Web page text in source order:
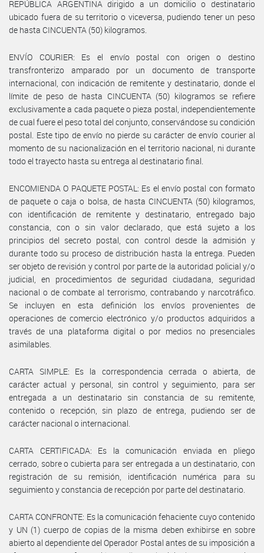
REPÚBLICA ARGENTINA dirigido a un domicilio o destinatario
ubicado fuera de su territorio o viceversa, pudiendo tener un peso
de hasta CINCUENTA (50) kilogramos.
ENVÍO COURIER: Es el envío postal con origen o destino
transfronterizo amparado por un documento de transporte
internacional, con indicación de remitente y destinatario, donde el
límite de peso de hasta CINCUENTA (50) kilogramos se refiere
exclusivamente a cada paquete o pieza postal, independientemente
de cual fuere el peso total del conjunto, conservándose su condición
postal. Este tipo de envío no pierde su carácter de envío courier al
momento de su nacionalización en el territorio nacional, ni durante
todo el trayecto hasta su entrega al destinatario final.
ENCOMIENDA O PAQUETE POSTAL: Es el envío postal con formato
de paquete o caja o bolsa, de hasta CINCUENTA (50) kilogramos,
con identificación de remitente y destinatario, entregado bajo
constancia, con o sin valor declarado, que está sujeto a los
principios del secreto postal, con control desde la admisión y
durante todo su proceso de distribución hasta la entrega. Pueden
ser objeto de revisión y control por parte de la autoridad policial y/o
judicial, en procedimientos de seguridad ciudadana, seguridad
nacional o de combate al terrorismo, contrabando y narcotráfico.
Se incluyen en esta definición los envíos provenientes de
operaciones de comercio electrónico y/o productos adquiridos a
través de una plataforma digital o por medios no presenciales
asimilables.
CARTA SIMPLE: Es la correspondencia cerrada o abierta, de
carácter actual y personal, sin control y seguimiento, para ser
entregada a un destinatario sin constancia de su remitente,
contenido o recepción, sin plazo de entrega, pudiendo ser de
carácter nacional o internacional.
CARTA CERTIFICADA: Es la comunicación enviada en pliego
cerrado, sobre o cubierta para ser entregada a un destinatario, con
registración de su remisión, identificación numérica para su
seguimiento y constancia de recepción por parte del destinatario.
CARTA CONFRONTE: Es la comunicación fehaciente cuyo contenido
y UN (1) cuerpo de copias de la misma deben exhibirse en sobre
abierto al dependiente del Operador Postal antes de su imposición a